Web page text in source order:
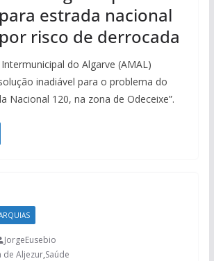
estrada nacional
risco de derrocada
do Algarve (AMAL)
inadiável para o problema do
Nacional 120, na zona de Odeceixe”.
JorgeEusebio
de Aljezur,Saúde